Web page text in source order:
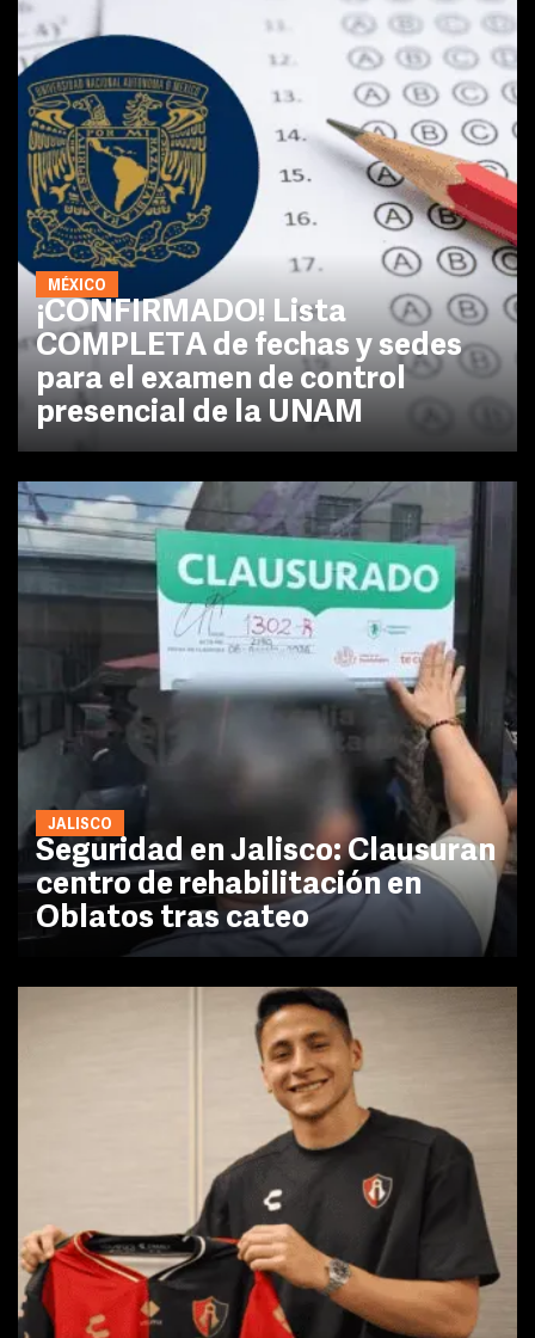
MÉXICO
¡CONFIRMADO! Lista
COMPLETA de fechas y sedes
para el examen de control
presencial de la UNAM
JALISCO
Seguridad en Jalisco: Clausuran
centro de rehabilitación en
Oblatos tras cateo